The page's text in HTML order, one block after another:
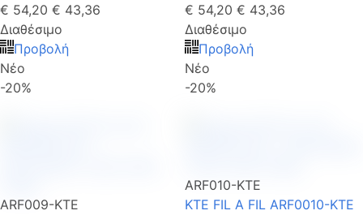
€ 54,20 € 43,36
Διαθέσιμο
Προβολή
Νέο
-20%
€ 54,20 € 43,36
Διαθέσιμο
Προβολή
Νέο
-20%
ARF009-KTE
ARF010-KTE
KTE FIL A FIL ARF0010-KTE